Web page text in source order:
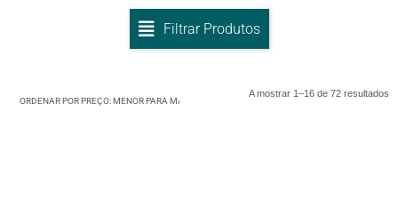
Filtrar Produtos
A mostrar 1–16 de 72 resultados